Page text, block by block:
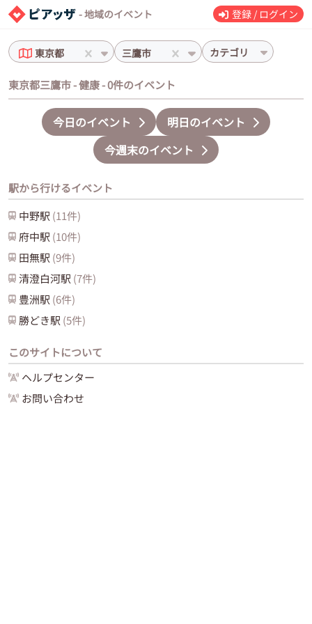
- 地域のイベント 登録 / ログイン
東京都 三鷹市 カテゴリ
東京都三鷹市 - 健康 - 0件のイベント
今日のイベント
明日のイベント
今週末のイベント
駅から行けるイベント
中野駅 (11件)
府中駅 (10件)
田無駅 (9件)
清澄白河駅 (7件)
豊洲駅 (6件)
勝どき駅 (5件)
このサイトについて
ヘルプセンター
お問い合わせ